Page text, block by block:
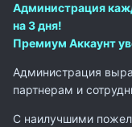
Администрация
на 3 дня!
Премиум Аккаунт
Администрация
партнерам и
С наилучшими